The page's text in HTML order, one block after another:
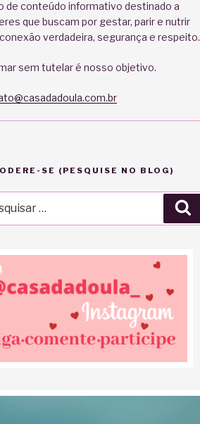
de conteúdo informativo destinado a
que buscam por gestar, parir e nutrir
verdadeira, segurança e respeito.
sem tutelar é nosso objetivo.
SE (PESQUISE NO BLOG)